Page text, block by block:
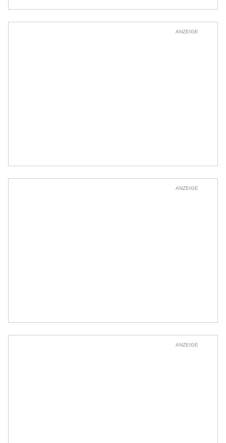
ANZEIGE
ANZEIGE
ANZEIGE